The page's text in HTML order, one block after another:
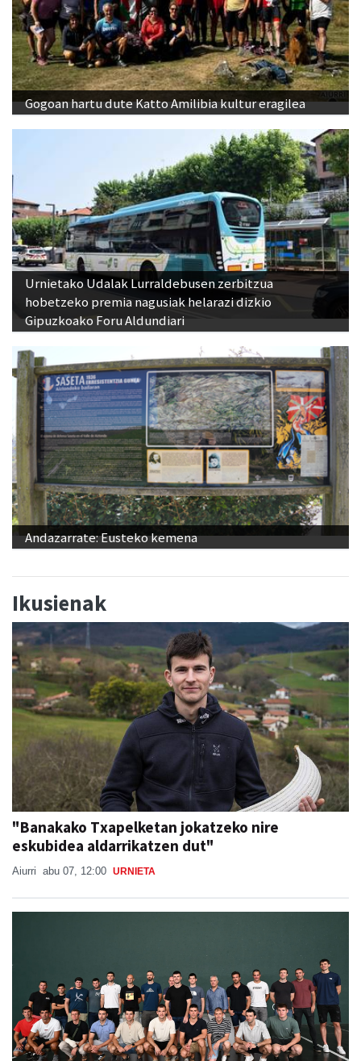
Gogoan hartu dute Katto Amilibia kultur eragilea
Urnietako Udalak Lurraldebusen zerbitzua
hobetzeko premia nagusiak helarazi dizkio
Gipuzkoako Foru Aldundiari
Andazarrate: Eusteko kemena
Ikusienak
"Banakako Txapelketan jokatzeko nire
eskubidea aldarrikatzen dut"
Aiurri abu 07, 12:00 URNIETA